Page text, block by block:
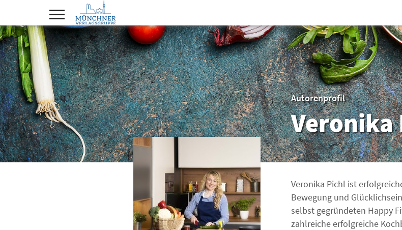
Autorenprofil
Veronika
Veronika Pichl ist
Bewegung und
selbst gegründeten Happy
zahlreiche erfolgreiche